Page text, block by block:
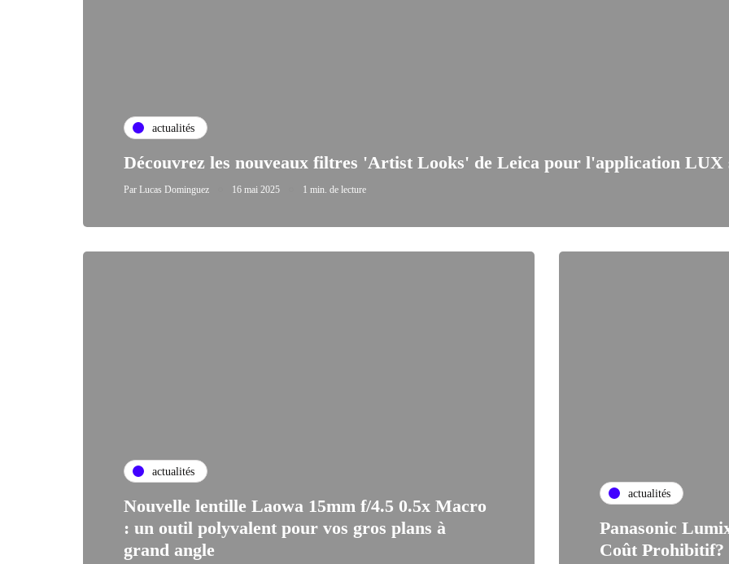
actualités
Découvrez les nouveaux filtres 'Artist Looks' de Leica pour l'application LUX
Par Lucas Dominguez 16 mai 2025 1 min. de lecture
actualités
Nouvelle lentille Laowa 15mm f/4.5 0.5x Macro
: un outil polyvalent pour vos gros plans à
grand angle
actualités
Panasonic
Coût Prohibitif?